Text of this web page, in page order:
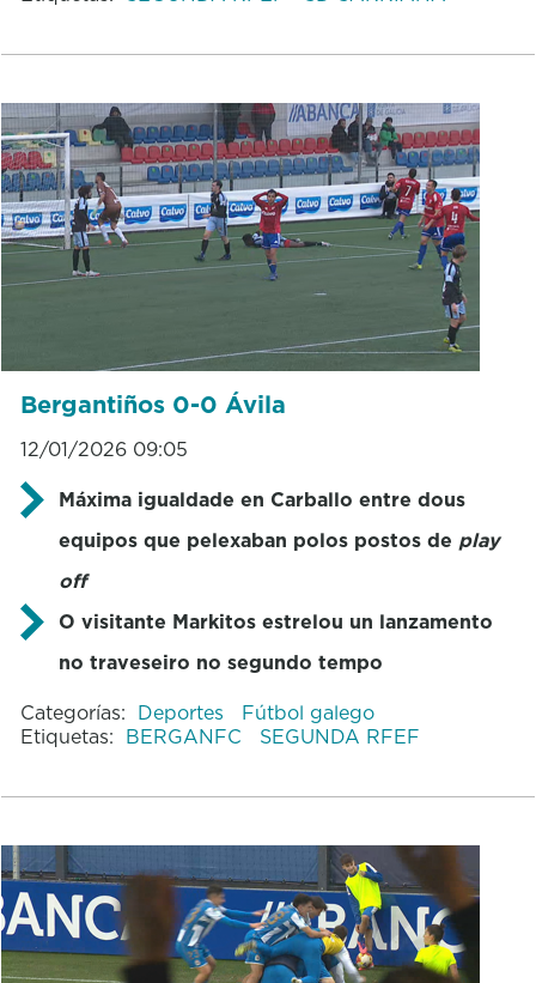
Bergantiños 0-0 Ávila
12/01/2026 09:05
Máxima igualdade en Carballo entre dous
equipos que pelexaban polos postos de play
off
O visitante Markitos estrelou un lanzamento
no traveseiro no segundo tempo
Categorías: Deportes
Fútbol galego
Etiquetas: BERGANFC SEGUNDA RFEF